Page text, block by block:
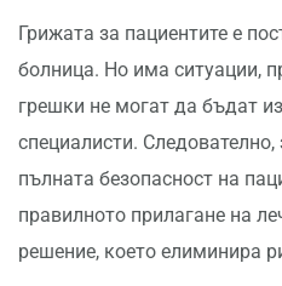
Грижата за пациентите е
болница. Но има ситуации,
грешки не могат да бъдат
специалисти. Следователно,
пълната безопасност на
правилното прилагане на
решение, което елиминира